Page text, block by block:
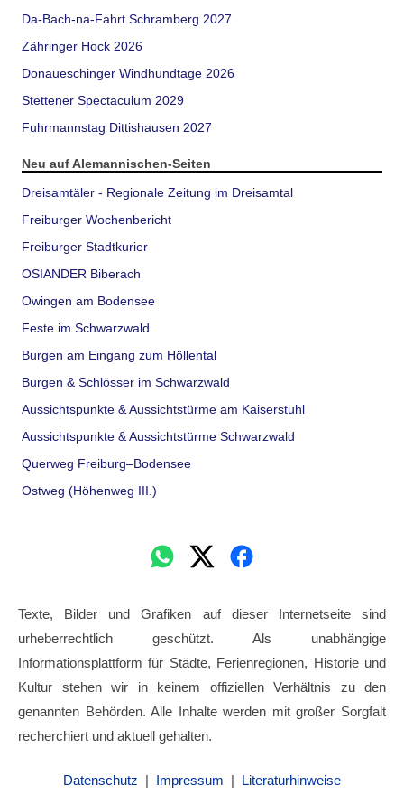
Da-Bach-na-Fahrt Schramberg 2027
Zähringer Hock 2026
Donaueschinger Windhundtage 2026
Stettener Spectaculum 2029
Fuhrmannstag Dittishausen 2027
Neu auf Alemannischen-Seiten
Dreisamtäler - Regionale Zeitung im Dreisamtal
Freiburger Wochenbericht
Freiburger Stadtkurier
OSIANDER Biberach
Owingen am Bodensee
Feste im Schwarzwald
Burgen am Eingang zum Höllental
Burgen & Schlösser im Schwarzwald
Aussichtspunkte & Aussichtstürme am Kaiserstuhl
Aussichtspunkte & Aussichtstürme Schwarzwald
Querweg Freiburg–Bodensee
Ostweg (Höhenweg III.)
Texte, Bilder und Grafiken auf dieser Internetseite sind
urheberrechtlich geschützt. Als unabhängige
Informationsplattform für Städte, Ferienregionen, Historie und
Kultur stehen wir in keinem offiziellen Verhältnis zu den
genannten Behörden. Alle Inhalte werden mit großer Sorgfalt
recherchiert und aktuell gehalten.
Datenschutz | Impressum | Literaturhinweise